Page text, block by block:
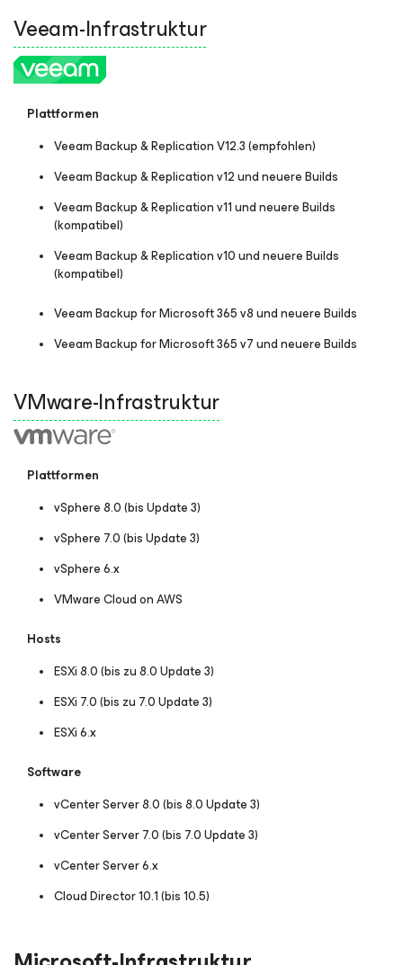
Veeam-Infrastruktur
Plattformen
Veeam Backup & Replication V12.3 (empfohlen)
Veeam Backup & Replication v12 und neuere Builds
Veeam Backup & Replication v11 und neuere Builds
(kompatibel)
Veeam Backup & Replication v10 und neuere Builds
(kompatibel)
Veeam Backupfor Microsoft 365v8 und neuere Builds
Veeam Backupfor Microsoft 365v7 und neuere Builds
VMware-Infrastruktur
Plattformen
vSphere 8.0 (bis Update 3)
vSphere 7.0 (bis Update 3)
vSphere 6.x
VMware Cloud on AWS
Hosts
ESXi 8.0 (bis zu 8.0 Update 3)
ESXi 7.0 (bis zu 7.0 Update 3)
ESXi 6.x
Software
vCenter Server 8.0 (bis 8.0 Update 3)
vCenter Server 7.0 (bis 7.0 Update 3)
vCenter Server 6.x
Cloud Director 10.1 (bis 10.5)